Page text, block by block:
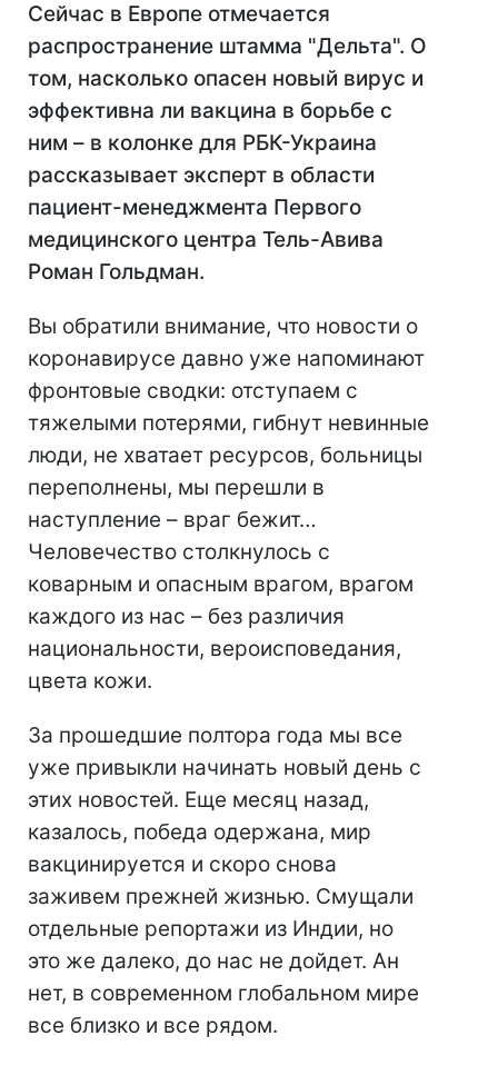
Сейчас в Европе отмечается
распространение штамма "Дельта". О
том, насколько опасен новый вирус и
эффективна ли вакцина в борьбе с
ним – в колонке для РБК-Украина
рассказывает эксперт в области
пациент-менеджмента Первого
медицинского центра Тель-Авива
Роман Гольдман.
Вы обратили внимание, что новости о
коронавирусе давно уже напоминают
фронтовые сводки: отступаем с
тяжелыми потерями, гибнут невинные
люди, не хватает ресурсов, больницы
переполнены, мы перешли в
наступление – враг бежит…
Человечество столкнулось с
коварным и опасным врагом, врагом
каждого из нас – без различия
национальности, вероисповедания,
цвета кожи.
За прошедшие полтора года мы все
уже привыкли начинать новый день с
этих новостей. Еще месяц назад,
казалось, победа одержана, мир
вакцинируется и скоро снова
заживем прежней жизнью. Смущали
отдельные репортажи из Индии, но
это же далеко, до нас не дойдет. Ан
нет, в современном глобальном мире
все близко и все рядом.